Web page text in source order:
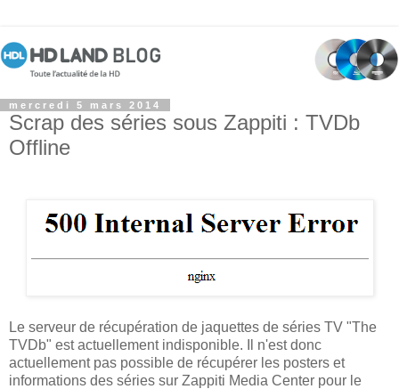
mercredi 5 mars 2014
Scrap des séries sous Zappiti : TVDb
Offline
Le serveur de récupération de jaquettes de séries TV "The
TVDb" est actuellement indisponible. Il n'est donc
actuellement pas possible de récupérer les posters et
informations des séries sur Zappiti Media Center pour le